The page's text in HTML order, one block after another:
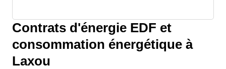
Contrats d'énergie EDF et
consommation énergétique à
Laxou